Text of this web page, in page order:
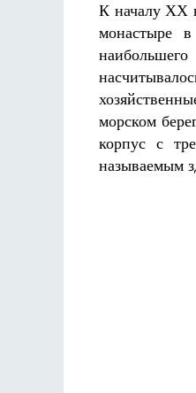
К началу ХХ
монастыре
морском
корпус с
называемым